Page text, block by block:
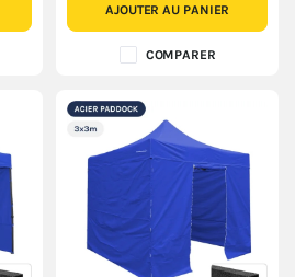
AJOUTER AU PANIER
COMPARER